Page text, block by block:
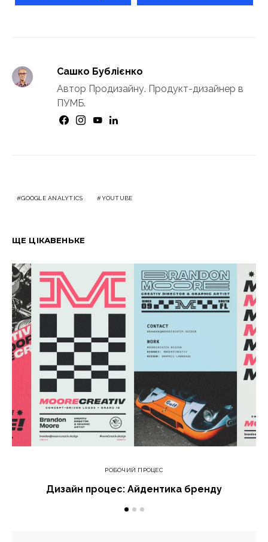
Сашко Бублієнко
Автор Продизайну. Продукт-дизайнер в
ПУМБ.
GOOGLE ANALYTICS YOUTUBE
ЩЕ ЦІКАВЕНЬКЕ
РОБОЧИЙ ПРОЦЕС
Дизайн процес: Айдентика бренду